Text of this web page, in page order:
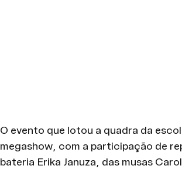
O evento que lotou a quadra da
megashow, com a participação de
bateria Erika Januza, das musas